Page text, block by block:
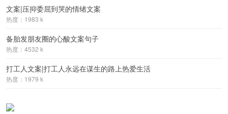
文案|压抑委屈到哭的情绪文案
热度：1983 k
备胎发朋友圈的心酸文案句子
热度：4532 k
打工人文案|打工人永远在谋生的路上热爱生活
热度：1979 k